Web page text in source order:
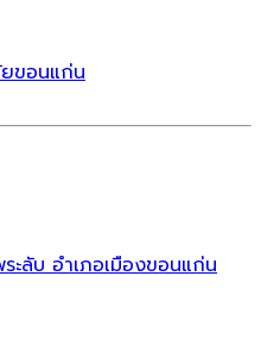
ขอนแก่น
ลับ อำเภอเมืองขอนแก่น